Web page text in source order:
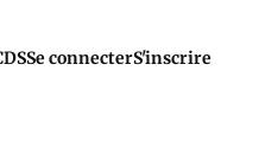
Se connecterS'inscrire